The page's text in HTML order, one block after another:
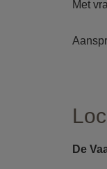
Met
De